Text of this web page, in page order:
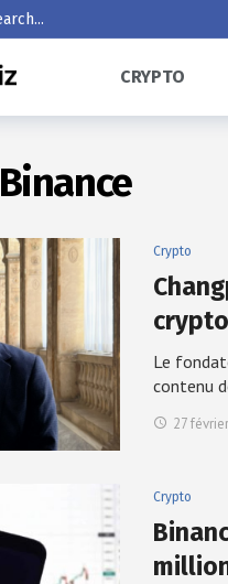
CRYPTO
Binance
Crypto
Le
contenu
27
Crypto